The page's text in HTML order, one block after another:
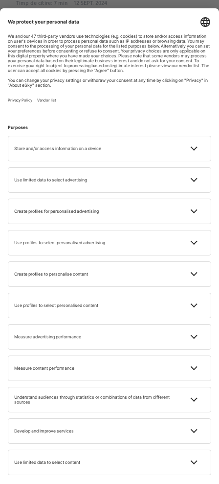
Timp de citire: 7 min 12 SEPT. 2024
Gabriel Bus
CLASAMENTE
Topul celor mai bune parcuri tematice şi
de distracţii din lume
Timp de citire: 17 min 01 AUG. 2024
Gabriel Bus